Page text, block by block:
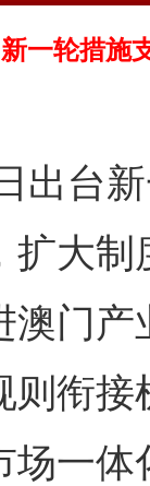
一轮措施
台新
扩大
澳门
则衔
场一